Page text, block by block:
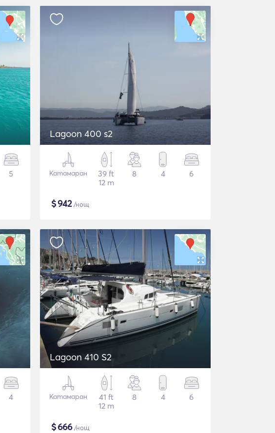
5
Lagoon 400 s2
Катамаран
39 ft
12 m
8 4 6
$942/нощ
4
Lagoon 410 S2
Катамаран
41 ft
12 m
8 4 6
$666/нощ